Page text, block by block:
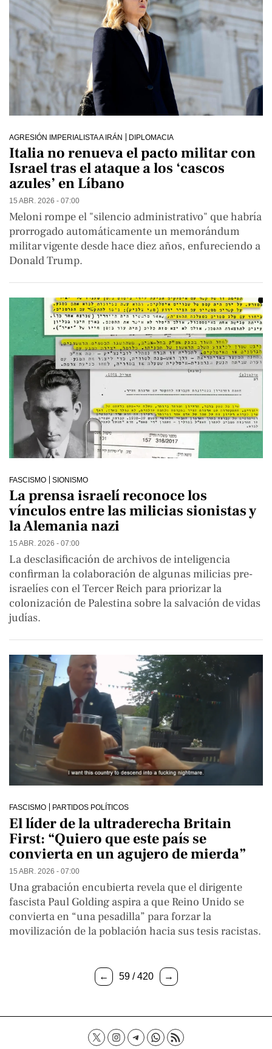
AGRESIÓN IMPERIALISTA A IRÁN DIPLOMACIA
Italia no renueva el pacto militar con
Israel tras el ataque a los ‘cascos
azules’ en Líbano
15 ABR. 2026 - 07:00
Meloni rompe el "silencio administrativo" que habría
prorrogado automáticamente un memorándum
militar vigente desde hace diez años, enfureciendo a
Donald Trump.
FASCISMO SIONISMO
La prensa israelí reconoce los
vínculos entre las milicias sionistas y
la Alemania nazi
15 ABR. 2026 - 07:00
La desclasificación de archivos de inteligencia
confirman la colaboración de algunas milicias pre-
israelíes con el Tercer Reich para priorizar la
colonización de Palestina sobre la salvación de vidas
judías.
FASCISMO PARTIDOS POLÍTICOS
El líder de la ultraderecha Britain
First: “Quiero que este país se
convierta en un agujero de mierda”
15 ABR. 2026 - 07:00
Una grabación encubierta revela que el dirigente
fascista Paul Golding aspira a que Reino Unido se
convierta en “una pesadilla” para forzar la
movilización de la población hacia sus tesis racistas.
← 59 / 420 →